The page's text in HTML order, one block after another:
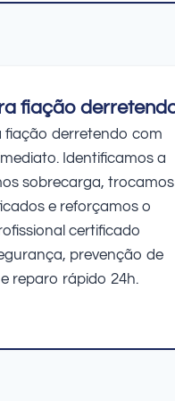
fiação
fiação derretendo com
Identificamos a
sobrecarga, trocamos
e reforçamos o
certificado
prevenção de
reparo rápido 24h.